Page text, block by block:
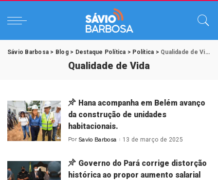
Sávio Barbosa > Blog> Destaque Política > Política > Qualidade de Vida
Qualidade de Vida
Hana acompanha em Belém avanço
da construção de unidades
habitacionais.
Posted
Por Savio Barbosa 13 de março de 2025
Governo do Pará corrige distorção
histórica ao propor aumento salarial